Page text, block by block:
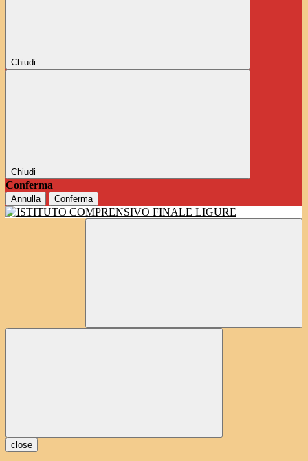
Chiudi
Chiudi
Conferma
Annulla Conferma
close